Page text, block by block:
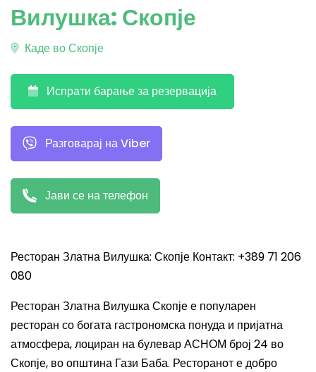
Вилушка: Скопје
Каде во Скопје
Испрати барање за резервација
Разговарај на Viber
Јави се на телефон
Ресторан Златна Вилушка: Скопје Контакт: +389 71 206
080
Ресторан Златна Вилушка Скопје е популарен
ресторан со богата гастрономска понуда и пријатна
атмосфера, лоциран на булевар АСНОМ број 24 во
Скопје, во општина Гази Баба. Ресторанот е добро